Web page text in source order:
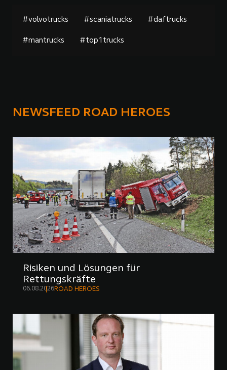
#volvotrucks #scaniatrucks #daftrucks
#mantrucks #top1trucks
NEWSFEED ROAD HEROES
Risiken und Lösungen für
Rettungskräfte
06.08.2026ROAD HEROES